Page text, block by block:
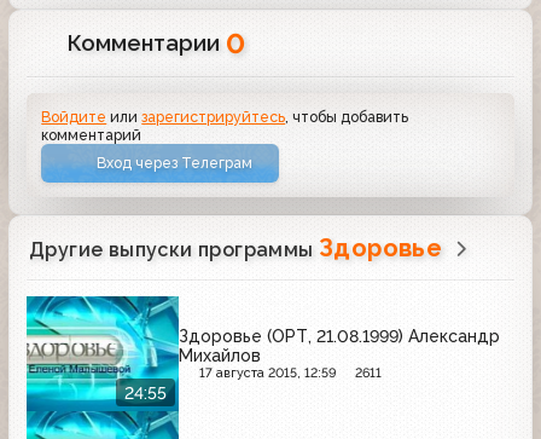
Комментарии 0
Войдите илизарегистрируйтесь , чтобы добавить
комментарий
Вход через Телеграм
Другие выпуски программы Здоровье
24:55
Здоровье (ОРТ, 21.08.1999) Александр
Михайлов
17 августа 2015, 12:59 2611